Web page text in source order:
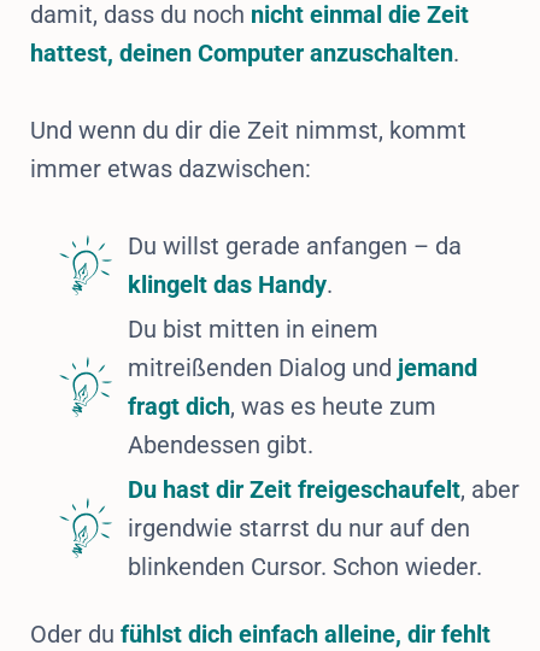
damit, dass du noch nicht einmal die Zeit
hattest, deinen Computer anzuschalten.
Und wenn du dir die Zeit nimmst, kommt
immer etwas dazwischen:
Du willst gerade anfangen – da
klingelt das Handy.
Du bist mitten in einem
mitreißenden Dialog und jemand
fragt dich, was es heute zum
Abendessen gibt.
Du hast dir Zeit freigeschaufelt, aber
irgendwie starrst du nur auf den
blinkenden Cursor. Schon wieder.
Oder du fühlst dich einfach alleine, dir fehlt